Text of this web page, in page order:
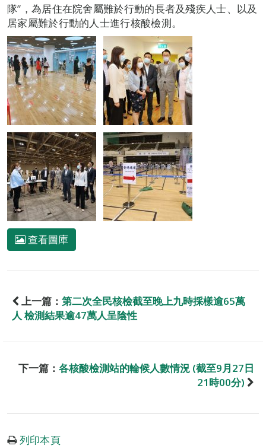
隊”，為居住在院舍屬難於行動的長者及殘疾人士、以及
居家屬難於行動的人士進行核酸檢測。
查看圖庫
上一篇： 第二次全民核檢截至晚上九時採樣逾65萬
人 檢測結果逾47萬人呈陰性
下一篇： 各核酸檢測站的輪候人數情況 (截至9月27日
21時00分)
列印本頁